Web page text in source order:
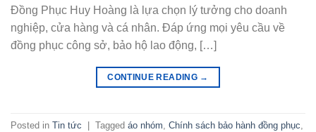
Đồng Phục Huy Hoàng là lựa chọn lý tưởng cho doanh
nghiệp, cửa hàng và cá nhân. Đáp ứng mọi yêu cầu về
đồng phục công sở, bảo hộ lao động, […]
CONTINUE READING →
Posted in Tin tức | Tagged áo nhóm Chính sách bảo hành đồng phục